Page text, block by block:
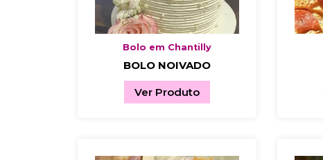
Bolo em Chantilly
BOLO NOIVADO
Ver Produto